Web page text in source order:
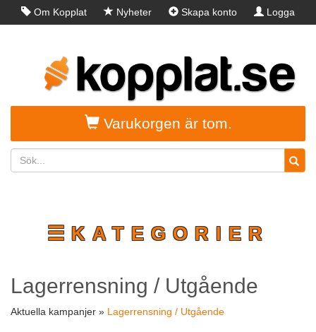
Om Kopplat Nyheter Skapa konto Logga
Varukorgen är tom.
☰KATEGORIER
Lagerrensning / Utgående
Aktuella kampanjer » Lagerrensning / Utgående